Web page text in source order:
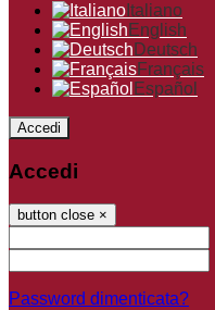
Italiano
English
Deutsch
Français
Español
Accedi
Accedi
button close ×
Password dimenticata?